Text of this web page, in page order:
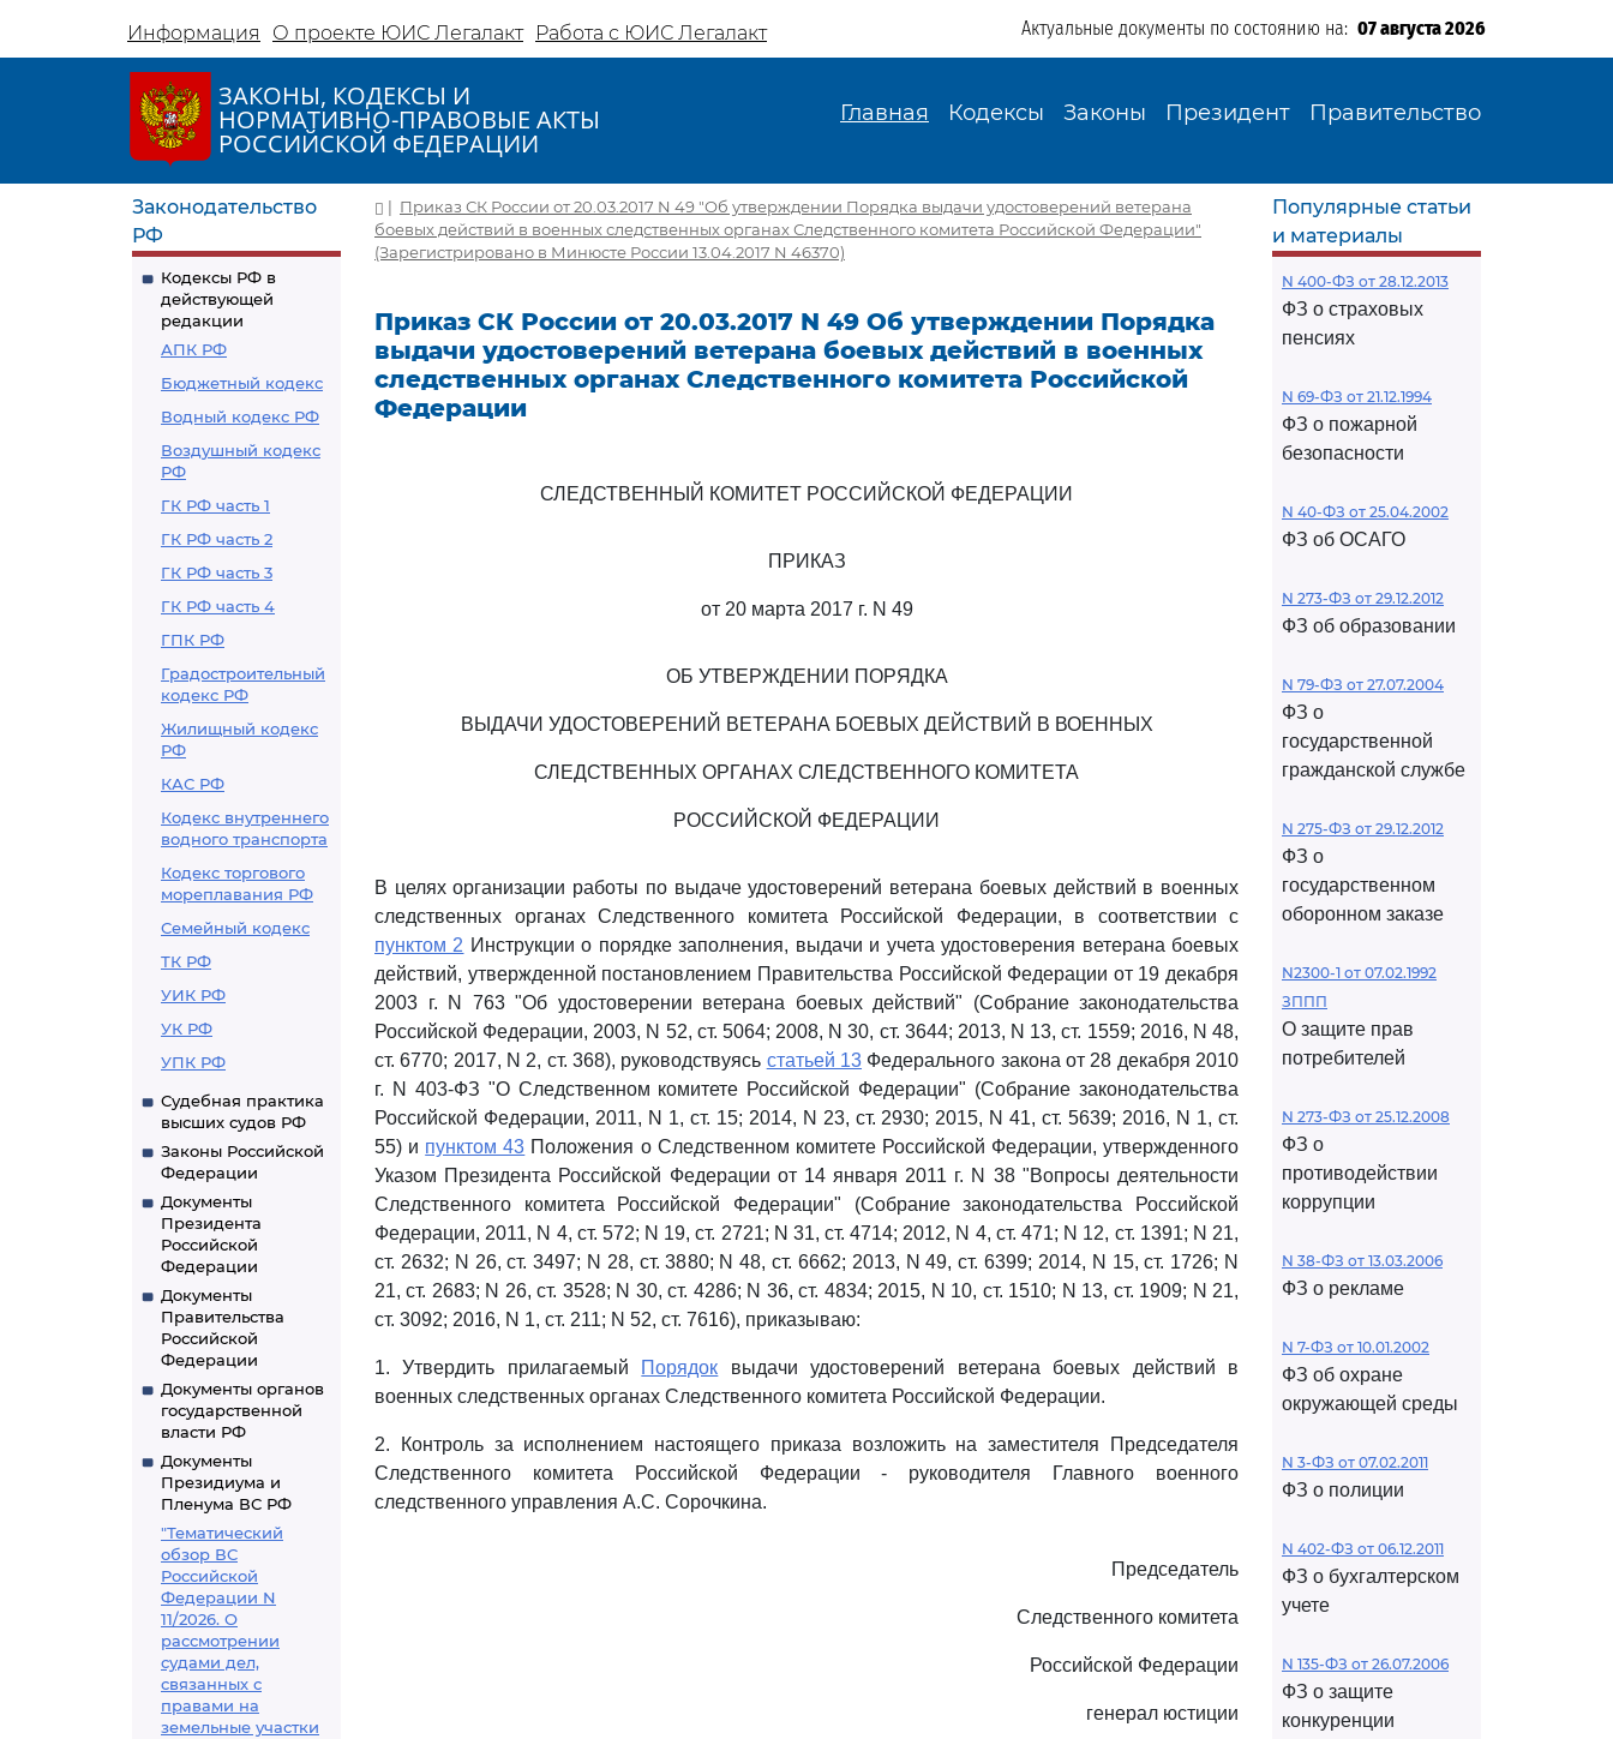
Информация О проекте ЮИС Легалакт Работа с ЮИС Легалакт Актуальные документы по состоянию на: 07 августа 2026
ЗАКОНЫ, КОДЕКСЫ И
НОРМАТИВНО-ПРАВОВЫЕ АКТЫ
РОССИЙСКОЙ ФЕДЕРАЦИИ
Главная Кодексы Законы Президент Правительство
Законодательство
РФ
Кодексы РФ в
действующей
редакции
АПК РФ
Бюджетный кодекс
Водный кодекс РФ
Воздушный кодекс
РФ
ГК РФ часть 1
ГК РФ часть 2
ГК РФ часть 3
ГК РФ часть 4
ГПК РФ
Градостроительный
кодекс РФ
Жилищный кодекс
РФ
КАС РФ
Кодекс внутреннего
водного транспорта
Кодекс торгового
мореплавания РФ
Семейный кодекс
ТК РФ
УИК РФ
УК РФ
УПК РФ
Судебная практика
высших судов РФ
Законы Российской
Федерации
Документы
Президента
Российской
Федерации
Документы
Правительства
Российской
Федерации
Документы органов
государственной
власти РФ
Документы
Президиума и
Пленума ВС РФ
"Тематический
обзор ВС
Российской
Федерации N
11/2026. О
рассмотрении
судами дел,
связанных с
правами на
земельные участки
| Приказ СК России от 20.03.2017 N 49 "Об утверждении Порядка выдачи удостоверений ветерана
боевых действий в военных следственных органах Следственного комитета Российской Федерации"
(Зарегистрировано в Минюсте России 13.04.2017 N 46370)
Приказ СК России от 20.03.2017 N 49 Об утверждении Порядка
выдачи удостоверений ветерана боевых действий в военных
следственных органах Следственного комитета Российской
Федерации
СЛЕДСТВЕННЫЙ КОМИТЕТ РОССИЙСКОЙ ФЕДЕРАЦИИ
ПРИКАЗ
от 20 марта 2017 г. N 49
ОБ УТВЕРЖДЕНИИ ПОРЯДКА
ВЫДАЧИ УДОСТОВЕРЕНИЙ ВЕТЕРАНА БОЕВЫХ ДЕЙСТВИЙ В ВОЕННЫХ
СЛЕДСТВЕННЫХ ОРГАНАХ СЛЕДСТВЕННОГО КОМИТЕТА
РОССИЙСКОЙ ФЕДЕРАЦИИ
В целях организации работы по выдаче удостоверений ветерана боевых действий в военных
следственных органах Следственного комитета Российской Федерации, в соответствии с
пунктом 2 Инструкции о порядке заполнения, выдачи и учета удостоверения ветерана боевых
действий, утвержденной постановлением Правительства Российской Федерации от 19 декабря
2003 г. N 763 "Об удостоверении ветерана боевых действий" (Собрание законодательства
Российской Федерации, 2003, N 52, ст. 5064; 2008, N 30, ст. 3644; 2013, N 13, ст. 1559; 2016, N 48,
ст. 6770; 2017, N 2, ст. 368), руководствуясь статьей 13 Федерального закона от 28 декабря 2010
г. N 403-ФЗ "О Следственном комитете Российской Федерации" (Собрание законодательства
Российской Федерации, 2011, N 1, ст. 15; 2014, N 23, ст. 2930; 2015, N 41, ст. 5639; 2016, N 1, ст.
55) и пунктом 43 Положения о Следственном комитете Российской Федерации, утвержденного
Указом Президента Российской Федерации от 14 января 2011 г. N 38 "Вопросы деятельности
Следственного комитета Российской Федерации" (Собрание законодательства Российской
Федерации, 2011, N 4, ст. 572; N 19, ст. 2721; N 31, ст. 4714; 2012, N 4, ст. 471; N 12, ст. 1391; N 21,
ст. 2632; N 26, ст. 3497; N 28, ст. 3880; N 48, ст. 6662; 2013, N 49, ст. 6399; 2014, N 15, ст. 1726; N
21, ст. 2683; N 26, ст. 3528; N 30, ст. 4286; N 36, ст. 4834; 2015, N 10, ст. 1510; N 13, ст. 1909; N 21,
ст. 3092; 2016, N 1, ст. 211; N 52, ст. 7616), приказываю:
1. Утвердить прилагаемый Порядок выдачи удостоверений ветерана боевых действий в
военных следственных органах Следственного комитета Российской Федерации.
2. Контроль за исполнением настоящего приказа возложить на заместителя Председателя
Следственного комитета Российской Федерации - руководителя Главного военного
следственного управления А.С. Сорочкина.
Председатель
Следственного комитета
Российской Федерации
генерал юстиции
Популярные статьи
и материалы
N 400-ФЗ от 28.12.2013
ФЗ о страховых
пенсиях
N 69-ФЗ от 21.12.1994
ФЗ о пожарной
безопасности
N 40-ФЗ от 25.04.2002
ФЗ об ОСАГО
N 273-ФЗ от 29.12.2012
ФЗ об образовании
N 79-ФЗ от 27.07.2004
ФЗ о
государственной
гражданской службе
N 275-ФЗ от 29.12.2012
ФЗ о
государственном
оборонном заказе
N2300-1 от 07.02.1992
ЗППП
О защите прав
потребителей
N 273-ФЗ от 25.12.2008
ФЗ о
противодействии
коррупции
N 38-ФЗ от 13.03.2006
ФЗ о рекламе
N 7-ФЗ от 10.01.2002
ФЗ об охране
окружающей среды
N 3-ФЗ от 07.02.2011
ФЗ о полиции
N 402-ФЗ от 06.12.2011
ФЗ о бухгалтерском
учете
N 135-ФЗ от 26.07.2006
ФЗ о защите
конкуренции